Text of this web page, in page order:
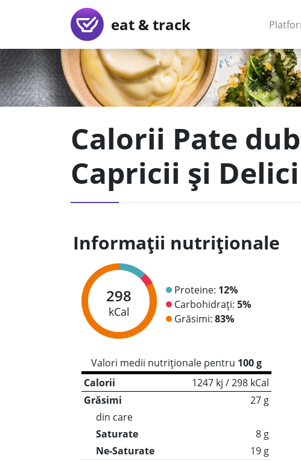
eat & track
Calorii Pate
Capricii și
Informații nutriționale
298
kCal
Proteine: 12%
Carbohidrați: 5%
Grăsimi: 83%
Valori medii nutriționale pentru 100 g
Calorii
1247 kj / 298 kCal
Grăsimi
27 g
din care
Saturate
8 g
Ne-Saturate
19 g